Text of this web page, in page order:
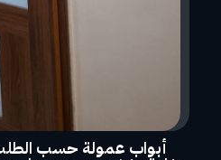
أبواب عمولة حسب